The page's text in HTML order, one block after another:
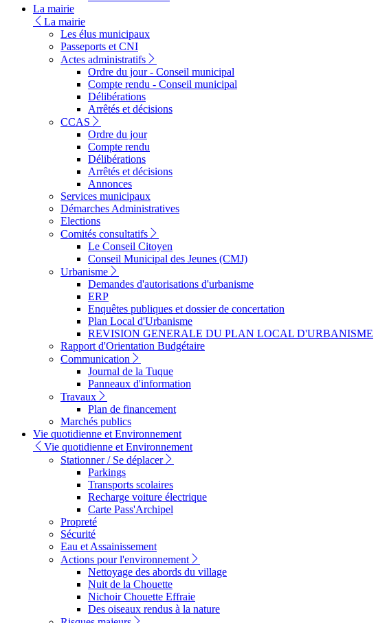
La mairie
La mairie
Les élus municipaux
Passeports et CNI
Actes administratifs
Ordre du jour - Conseil municipal
Compte rendu - Conseil municipal
Délibérations
Arrêtés et décisions
CCAS
Ordre du jour
Compte rendu
Délibérations
Arrêtés et décisions
Annonces
Services municipaux
Démarches Administratives
Elections
Comités consultatifs
Le Conseil Citoyen
Conseil Municipal des Jeunes (CMJ)
Urbanisme
Demandes d'autorisations d'urbanisme
ERP
Enquêtes publiques et dossier de concertation
Plan Local d'Urbanisme
REVISION GENERALE DU PLAN LOCAL D'URBANISME
Rapport d'Orientation Budgétaire
Communication
Journal de la Tuque
Panneaux d'information
Travaux
Plan de financement
Marchés publics
Vie quotidienne et Environnement
Vie quotidienne et Environnement
Stationner / Se déplacer
Parkings
Transports scolaires
Recharge voiture électrique
Carte Pass'Archipel
Propreté
Sécurité
Eau et Assainissement
Actions pour l'environnement
Nettoyage des abords du village
Nuit de la Chouette
Nichoir Chouette Effraie
Des oiseaux rendus à la nature